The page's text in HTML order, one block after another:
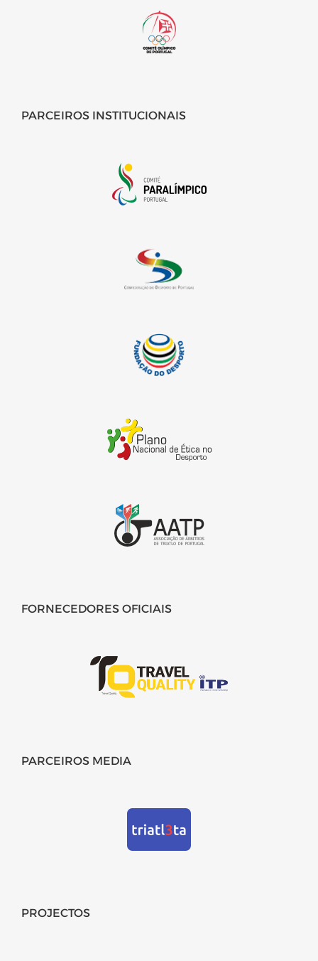
PARCEIROS INSTITUCIONAIS
FORNECEDORES OFICIAIS
PARCEIROS MEDIA
PROJECTOS